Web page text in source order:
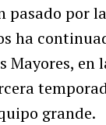
pasado por
ha
Mayores, en
grande.